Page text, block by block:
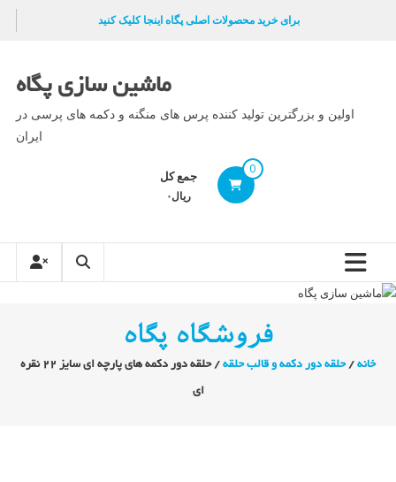
برای خرید محصولات اصلی پگاه اینجا کلیک کنید
ماشین سازی پگاه
اولین و بزرگترین تولید کننده پرس های منگنه و دکمه های پرسی در
ایران
0 جمع کل
ریال۰
فروشگاه پگاه
خانه /حلقه دور دکمه و قالب حلقه / حلقه دور دکمه های پارچه ای سایز ۲۲ نقره
ای